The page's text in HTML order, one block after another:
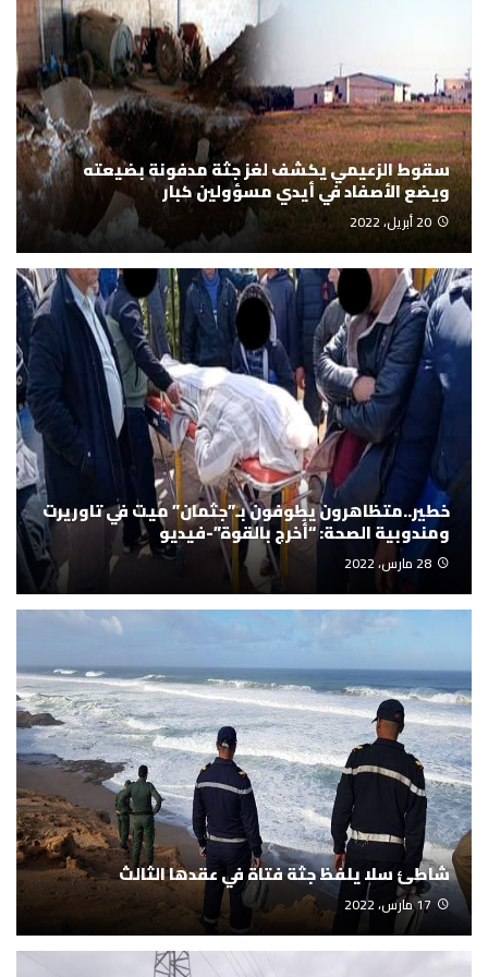
سقوط الزعيمي يكشف لغز جثة مدفونة بضيعته
ويضع الأصفاد في أيدي مسؤولين كبار
20 أبريل، 2022
خطير..متظاهرون يطوفون بـ”جثمان” ميت في تاوريرت
ومندوبية الصحة: “أُخرج بالقوة”-فيديو
28 مارس، 2022
شاطئ سلا يلفظ جثة فتاة في عقدها الثالث
17 مارس، 2022